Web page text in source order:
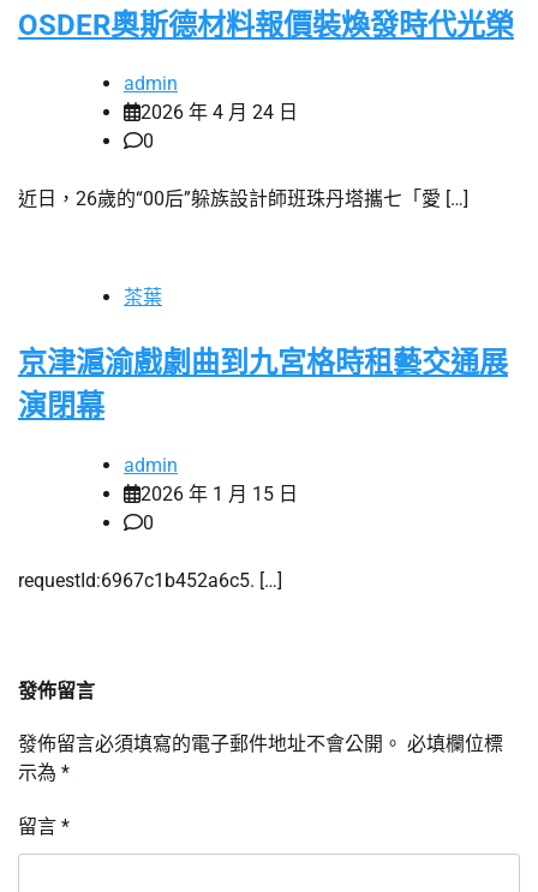
OSDER奧斯德材料報價裝煥發時代光榮
admin
2026 年 4 月 24 日
0
近日，26歲的“00后”躲族設計師班珠丹塔攜七「愛 […]
茶葉
京津滬渝戲劇曲到九宮格時租藝交通展
演閉幕
admin
2026 年 1 月 15 日
0
requestId:6967c1b452a6c5. […]
發佈留言
發佈留言必須填寫的電子郵件地址不會公開。 必填欄位標
示為 *
留言 *